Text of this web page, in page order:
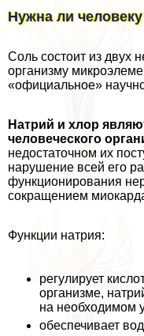
Нужна ли
Соль состоит из двух
организму
«официальное»
Натрий и хлор
человеческого
недостаточном их
нарушение всей его
функционирования
сокращением
Функции натрия:
регулирует
организме,
на необходимом
обеспечивает